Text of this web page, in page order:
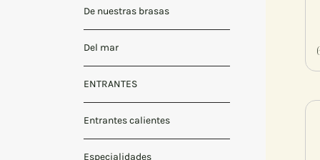
De nuestras brasas
Del mar
ENTRANTES
Entrantes calientes
Especialidades